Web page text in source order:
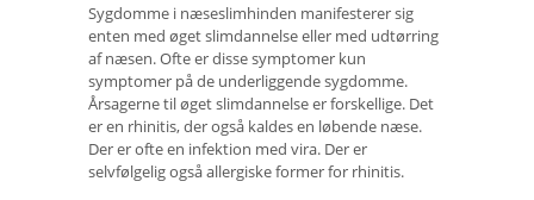
Sygdomme i næseslimhinden manifesterer sig
enten med øget slimdannelse eller med udtørring
af næsen. Ofte er disse symptomer kun
symptomer på de underliggende sygdomme.
Årsagerne til øget slimdannelse er forskellige. Det
er en rhinitis, der også kaldes en løbende næse.
Der er ofte en infektion med vira. Der er
selvfølgelig også allergiske former for rhinitis.